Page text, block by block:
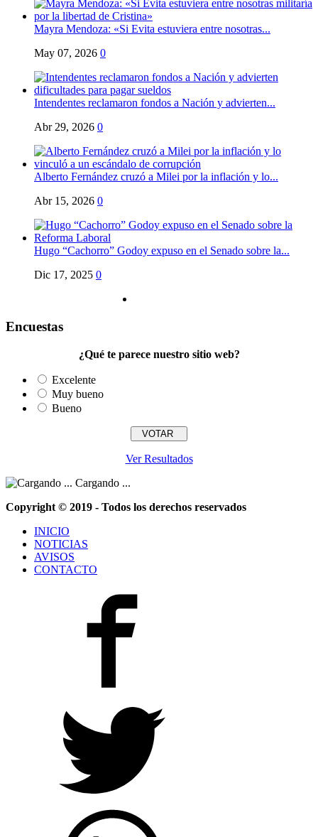
Mayra Mendoza: «Si Evita estuviera entre nosotras...
May 07, 2026 0
Intendentes reclamaron fondos a Nación y advierten...
Abr 29, 2026 0
Alberto Fernández cruzó a Milei por la inflación y lo...
Abr 15, 2026 0
Hugo “Cachorro” Godoy expuso en el Senado sobre la...
Dic 17, 2025 0
Encuestas
¿Qué te parece nuestro sitio web?
Excelente
Muy bueno
Bueno
Ver Resultados
Cargando ...
Copyright © 2019 - Todos los derechos reservados
INICIO
NOTICIAS
AVISOS
CONTACTO